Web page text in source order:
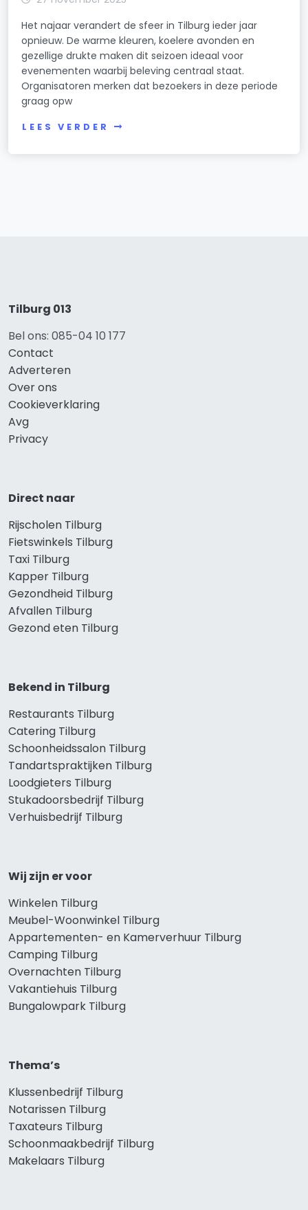
Het najaar verandert de sfeer in Tilburg ieder jaar
opnieuw. De warme kleuren, koelere avonden en
gezellige drukte maken dit seizoen ideaal voor
evenementen waarbij beleving centraal staat.
Organisatoren merken dat bezoekers in deze periode
graag opw
LEES VERDER
Tilburg 013
Bel ons: 085-04 10 177
Contact
Adverteren
Over ons
Cookieverklaring
Avg
Privacy
Direct naar
Rijscholen Tilburg
Fietswinkels Tilburg
Taxi Tilburg
Kapper Tilburg
Gezondheid Tilburg
Afvallen Tilburg
Gezond eten Tilburg
Bekend in Tilburg
Restaurants Tilburg
Catering Tilburg
Schoonheidssalon Tilburg
Tandartspraktijken Tilburg
Loodgieters Tilburg
Stukadoorsbedrijf Tilburg
Verhuisbedrijf Tilburg
Wij zijn er voor
Winkelen Tilburg
Meubel-Woonwinkel Tilburg
Appartementen- en Kamerverhuur Tilburg
Camping Tilburg
Overnachten Tilburg
Vakantiehuis Tilburg
Bungalowpark Tilburg
Thema’s
Klussenbedrijf Tilburg
Notarissen Tilburg
Taxateurs Tilburg
Schoonmaakbedrijf Tilburg
Makelaars Tilburg